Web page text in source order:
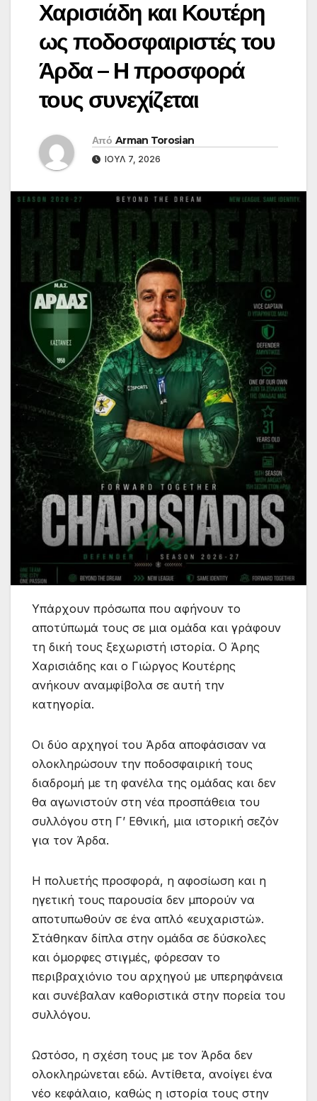
Χαρισιάδη και Κουτέρη
ως ποδοσφαιριστές του
Άρδα – Η προσφορά
τους συνεχίζεται
Από Arman Torosian
ΙΟΎΛ 7, 2026
Υπάρχουν πρόσωπα που αφήνουν το
αποτύπωμά τους σε μια ομάδα και γράφουν
τη δική τους ξεχωριστή ιστορία. Ο Άρης
Χαρισιάδης και ο Γιώργος Κουτέρης
ανήκουν αναμφίβολα σε αυτή την
κατηγορία.
Οι δύο αρχηγοί του Άρδα αποφάσισαν να
ολοκληρώσουν την ποδοσφαιρική τους
διαδρομή με τη φανέλα της ομάδας και δεν
θα αγωνιστούν στη νέα προσπάθεια του
συλλόγου στη Γ’ Εθνική, μια ιστορική σεζόν
για τον Άρδα.
Η πολυετής προσφορά, η αφοσίωση και η
ηγετική τους παρουσία δεν μπορούν να
αποτυπωθούν σε ένα απλό «ευχαριστώ».
Στάθηκαν δίπλα στην ομάδα σε δύσκολες
και όμορφες στιγμές, φόρεσαν το
περιβραχιόνιο του αρχηγού με υπερηφάνεια
και συνέβαλαν καθοριστικά στην πορεία του
συλλόγου.
Ωστόσο, η σχέση τους με τον Άρδα δεν
ολοκληρώνεται εδώ. Αντίθετα, ανοίγει ένα
νέο κεφάλαιο, καθώς η ιστορία τους στην